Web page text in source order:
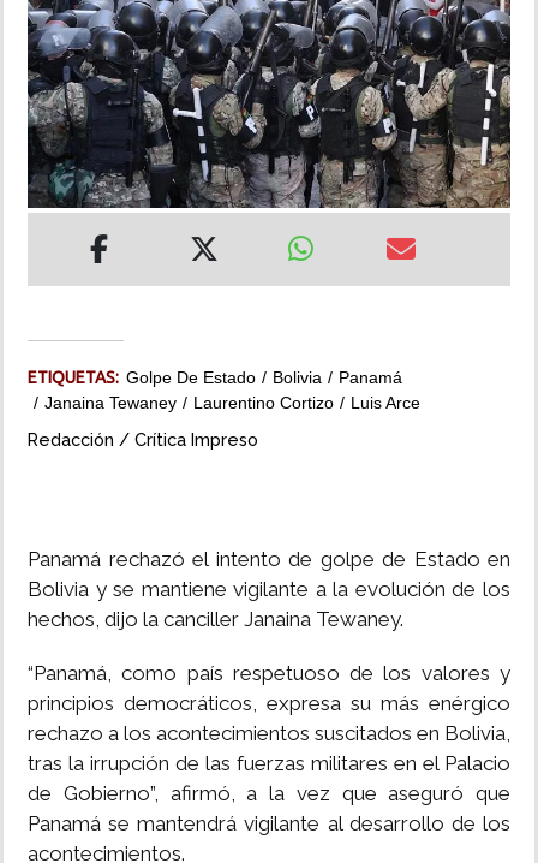
DEPORTES
MUNDO
INSÓLITAS
MULTIMEDIA
ETIQUETAS: Golpe De Estado Bolivia
Panamá
Janaina Tewaney
Laurentino Cortizo Luis Arce
Redacción / Crítica Impreso
Panamá rechazó el intento de golpe de Estado en
Bolivia y se mantiene vigilante a la evolución de los
hechos, dijo la canciller Janaina Tewaney.
“Panamá, como país respetuoso de los valores y
principios democráticos, expresa su más enérgico
rechazo a los acontecimientos suscitados en Bolivia,
tras la irrupción de las fuerzas militares en el Palacio
de Gobierno”, afirmó, a la vez que aseguró que
Panamá se mantendrá vigilante al desarrollo de los
acontecimientos.